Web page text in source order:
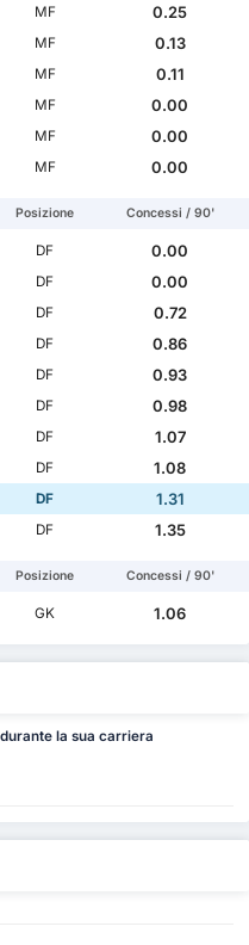
MF
0.25
MF
0.13
MF
0.11
MF
0.00
MF
0.00
MF 0.00
Posizione Concessi / 90'
DF
0.00
DF
0.00
DF
0.72
DF
0.86
DF
0.93
DF
0.98
DF
1.07
DF
1.08
DF
1.31
DF 1.35
Posizione Concessi / 90'
GK 1.06
la sua carriera